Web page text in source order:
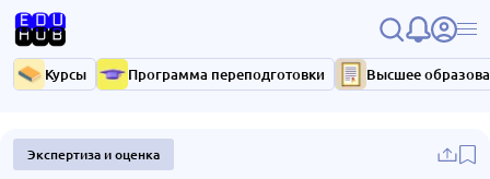
Курсы Программа переподготовки Высшее
Экспертиза и оценка